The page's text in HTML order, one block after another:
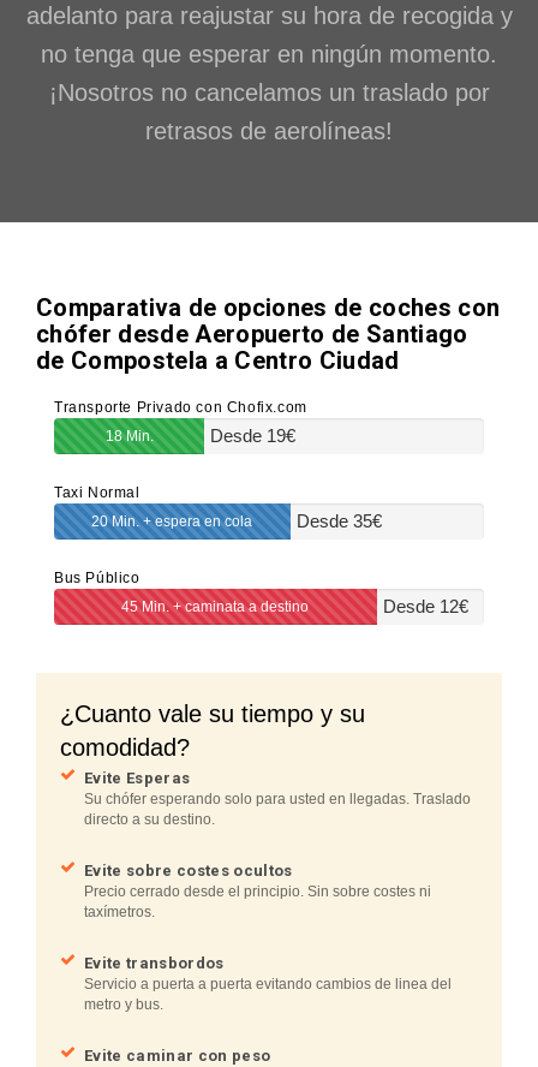
adelanto para reajustar su hora de recogida y
no tenga que esperar en ningún momento.
¡Nosotros no cancelamos un traslado por
retrasos de aerolíneas!
Comparativa de opciones de coches con
chófer desde Aeropuerto de Santiago
de Compostela a Centro Ciudad
Transporte Privado con Chofix.com
Desde 19€
18 Min.
Taxi Normal
Desde 35€
20 Min. + espera en cola
Bus Público
Desde 12€
45 Min. + caminata a destino
¿Cuanto vale su tiempo y su
comodidad?
Evite Esperas
Su chófer esperando solo para usted en llegadas. Traslado
directo a su destino.
Evite sobre costes ocultos
Precio cerrado desde el principio. Sin sobre costes ni
taxímetros.
Evite transbordos
Servicio a puerta a puerta evitando cambios de linea del
metro y bus.
Evite caminar con peso